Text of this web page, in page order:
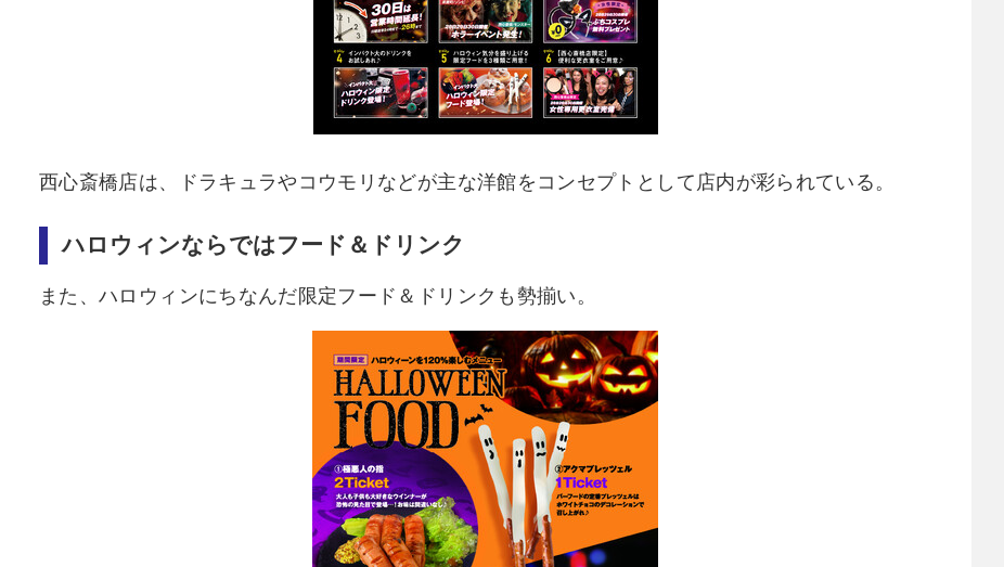
西心斎橋店は、ドラキュラやコウモリなどが主な洋館をコンセプトとして店内が彩られている。
ハロウィンならではフード＆ドリンク
また、ハロウィンにちなんだ限定フード＆ドリンクも勢揃い。